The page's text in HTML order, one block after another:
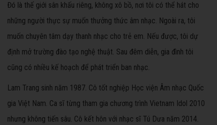
Đó là thế giới sân khấu riêng, không xô bồ, nơi tôi có thể hát cho
những người thực sự muốn thưởng thức âm nhạc. Ngoài ra, tôi
muốn chuyên tâm dạy thanh nhạc cho trẻ em. Nếu được, tôi dự
định mở trường đào tạo nghệ thuật. Sau đêm diễn, gia đình tôi
cũng có nhiều kế hoạch để phát triển ban nhạc.
Lam Trang sinh năm 1987. Cô tốt nghiệp Học viện Âm nhạc Quốc
gia Việt Nam. Ca sĩ từng tham gia chương trình Vietnam Idol 2010
nhưng không tiến sâu. Cô kết hôn với nhạc sĩ Tú Dưa năm 2014.